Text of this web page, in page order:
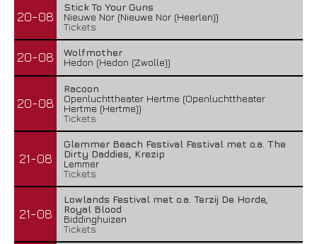
20-08
Stick To Your Guns
Nieuwe Nor (Nieuwe Nor (Heerlen))
Tickets
20-08
Wolfmother
Hedon (Hedon (Zwolle))
20-08
Racoon
Openluchttheater Hertme (Openluchttheater
Hertme (Hertme))
Tickets
21-08
Glemmer Beach Festival Festival met o.a. The
Dirty Daddies, Krezip
Lemmer
Tickets
21-08
Lowlands Festival met o.a. Terzij De Horde,
Royal Blood
Biddinghuizen
Tickets